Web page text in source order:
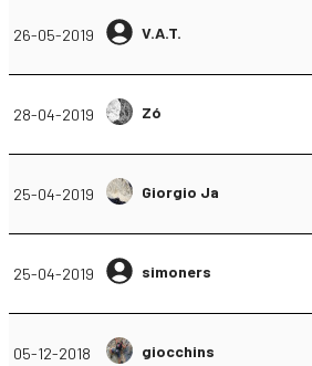
26-05-2019 V.A.T.
28-04-2019 Zó
25-04-2019 Giorgio Ja
25-04-2019 simoners
05-12-2018 giocchins